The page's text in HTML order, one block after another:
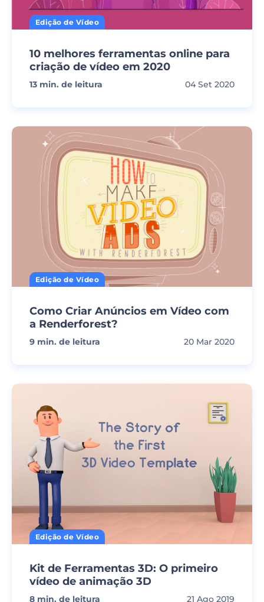
Edição de Vídeo
10 melhores ferramentas online para
criação de vídeo em 2020
13 min. de leitura 04 Set 2020
Edição de Vídeo
Como Criar Anúncios em Vídeo com
a Renderforest?
9 min. de leitura 20 Mar 2020
Edição de Vídeo
Kit de Ferramentas 3D: O primeiro
vídeo de animação 3D
8 min. de leitura 21 Ago 2019